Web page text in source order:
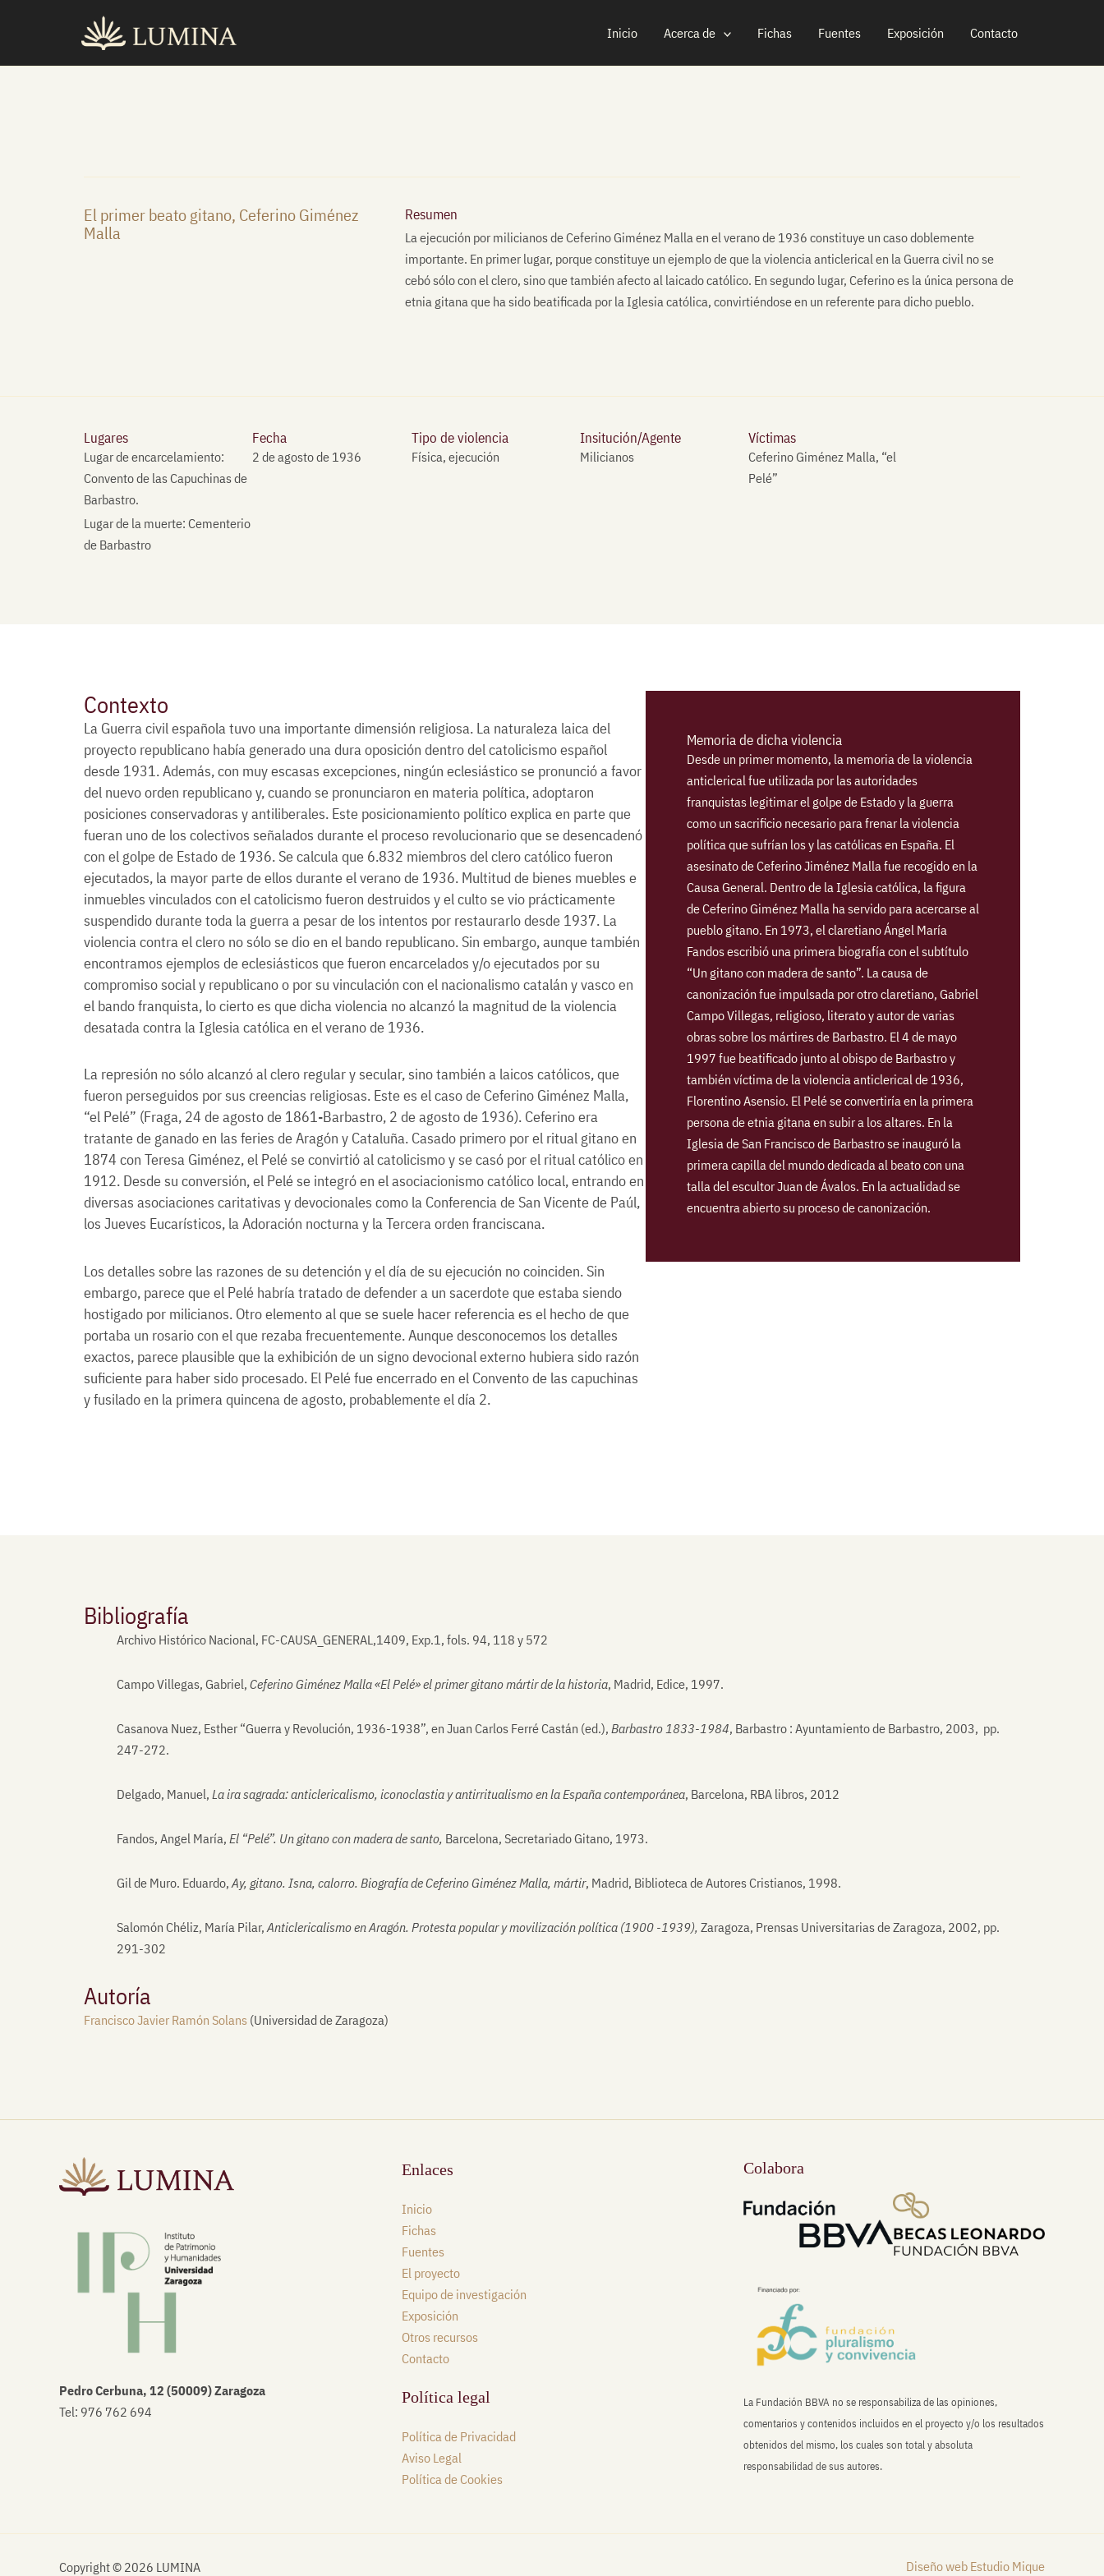
Inicio Acerca de Fichas Fuentes Exposición Contacto
El primer beato gitano, Ceferino Giménez
Malla
Resumen
La ejecución por milicianos de Ceferino Giménez Malla en el verano de 1936 constituye un caso doblemente
importante. En primer lugar, porque constituye un ejemplo de que la violencia anticlerical en la Guerra civil no se
cebó sólo con el clero, sino que también afecto al laicado católico. En segundo lugar, Ceferino es la única persona de
etnia gitana que ha sido beatificada por la Iglesia católica, convirtiéndose en un referente para dicho pueblo.
Lugares
Lugar de encarcelamiento:
Convento de las Capuchinas de
Barbastro.
Lugar de la muerte: Cementerio
de Barbastro
Fecha
2 de agosto de 1936
Tipo de violencia
Física, ejecución
Insitución/Agente
Milicianos
Víctimas
Ceferino Giménez Malla, “el
Pelé”
Contexto
La Guerra civil española tuvo una importante dimensión religiosa. La naturaleza laica del
proyecto republicano había generado una dura oposición dentro del catolicismo español
desde 1931. Además, con muy escasas excepciones, ningún eclesiástico se pronunció a favor
del nuevo orden republicano y, cuando se pronunciaron en materia política, adoptaron
posiciones conservadoras y antiliberales. Este posicionamiento político explica en parte que
fueran uno de los colectivos señalados durante el proceso revolucionario que se desencadenó
con el golpe de Estado de 1936. Se calcula que 6.832 miembros del clero católico fueron
ejecutados, la mayor parte de ellos durante el verano de 1936. Multitud de bienes muebles e
inmuebles vinculados con el catolicismo fueron destruidos y el culto se vio prácticamente
suspendido durante toda la guerra a pesar de los intentos por restaurarlo desde 1937. La
violencia contra el clero no sólo se dio en el bando republicano. Sin embargo, aunque también
encontramos ejemplos de eclesiásticos que fueron encarcelados y/o ejecutados por su
compromiso social y republicano o por su vinculación con el nacionalismo catalán y vasco en
el bando franquista, lo cierto es que dicha violencia no alcanzó la magnitud de la violencia
desatada contra la Iglesia católica en el verano de 1936.
La represión no sólo alcanzó al clero regular y secular, sino también a laicos católicos, que
fueron perseguidos por sus creencias religiosas. Este es el caso de Ceferino Giménez Malla,
“el Pelé” (Fraga, 24 de agosto de 1861-Barbastro, 2 de agosto de 1936). Ceferino era
tratante de ganado en las feries de Aragón y Cataluña. Casado primero por el ritual gitano en
1874 con Teresa Giménez, el Pelé se convirtió al catolicismo y se casó por el ritual católico en
1912. Desde su conversión, el Pelé se integró en el asociacionismo católico local, entrando en
diversas asociaciones caritativas y devocionales como la Conferencia de San Vicente de Paúl,
los Jueves Eucarísticos, la Adoración nocturna y la Tercera orden franciscana.
Los detalles sobre las razones de su detención y el día de su ejecución no coinciden. Sin
embargo, parece que el Pelé habría tratado de defender a un sacerdote que estaba siendo
hostigado por milicianos. Otro elemento al que se suele hacer referencia es el hecho de que
portaba un rosario con el que rezaba frecuentemente. Aunque desconocemos los detalles
exactos, parece plausible que la exhibición de un signo devocional externo hubiera sido razón
suficiente para haber sido procesado. El Pelé fue encerrado en el Convento de las capuchinas
y fusilado en la primera quincena de agosto, probablemente el día 2.
Memoria de dicha violencia
Desde un primer momento, la memoria de la violencia
anticlerical fue utilizada por las autoridades
franquistas legitimar el golpe de Estado y la guerra
como un sacrificio necesario para frenar la violencia
política que sufrían los y las católicas en España. El
asesinato de Ceferino Jiménez Malla fue recogido en la
Causa General. Dentro de la Iglesia católica, la figura
de Ceferino Giménez Malla ha servido para acercarse al
pueblo gitano. En 1973, el claretiano Ángel María
Fandos escribió una primera biografía con el subtítulo
“Un gitano con madera de santo”. La causa de
canonización fue impulsada por otro claretiano, Gabriel
Campo Villegas, religioso, literato y autor de varias
obras sobre los mártires de Barbastro. El 4 de mayo
1997 fue beatificado junto al obispo de Barbastro y
también víctima de la violencia anticlerical de 1936,
Florentino Asensio. El Pelé se convertiría en la primera
persona de etnia gitana en subir a los altares. En la
Iglesia de San Francisco de Barbastro se inauguró la
primera capilla del mundo dedicada al beato con una
talla del escultor Juan de Ávalos. En la actualidad se
encuentra abierto su proceso de canonización.
Bibliografía
Archivo Histórico Nacional, FC-CAUSA_GENERAL,1409, Exp.1, fols. 94, 118 y 572
Campo Villegas, Gabriel, Ceferino Giménez Malla «El Pelé» el primer gitano mártir de la historia, Madrid, Edice, 1997.
Casanova Nuez, Esther “Guerra y Revolución, 1936-1938”, en Juan Carlos Ferré Castán (ed.), Barbastro 1833-1984, Barbastro : Ayuntamiento de Barbastro, 2003, pp.
247-272.
Delgado, Manuel, La ira sagrada: anticlericalismo, iconoclastia y antirritualismo en la España contemporánea, Barcelona, RBA libros, 2012
Fandos, Angel María, El “Pelé”. Un gitano con madera de santo, Barcelona, Secretariado Gitano, 1973.
Gil de Muro. Eduardo, Ay, gitano. Isna, calorro. Biografía de Ceferino Giménez Malla, mártir, Madrid, Biblioteca de Autores Cristianos, 1998.
Salomón Chéliz, María Pilar, Anticlericalismo en Aragón. Protesta popular y movilización política (1900 -1939), Zaragoza, Prensas Universitarias de Zaragoza, 2002, pp.
291-302
Autoría
Francisco Javier Ramón Solans (Universidad de Zaragoza)
Pedro Cerbuna, 12 (50009) Zaragoza
Tel: 976 762 694
Enlaces
Inicio
Fichas
Fuentes
El proyecto
Equipo de investigación
Exposición
Otros recursos
Contacto
Política legal
Política de Privacidad
Aviso Legal
Política de Cookies
Colabora
La Fundación BBVA no se responsabiliza de las opiniones,
comentarios y contenidos incluidos en el proyecto y/o los resultados
obtenidos del mismo, los cuales son total y absoluta
responsabilidad de sus autores.
Copyright © 2026 LUMINA Diseño web Estudio Mique